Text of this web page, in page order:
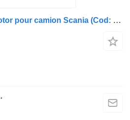
Culasse Chiuloasă motor pour camion Scania (Cod: 2294618, 575992, 575989, 2452544)